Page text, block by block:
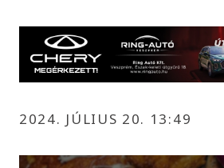
2024. JÚLIUS 20. 13:49